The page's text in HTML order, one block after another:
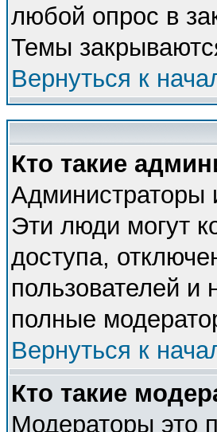
любой опрос в
Темы
Вернуться к
Кто такие
Эти люди могут
доступа,
пользователей
полные
Вернуться к
Кто такие
Модераторы это